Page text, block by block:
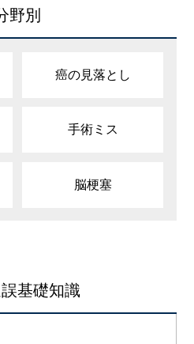
野別
癌の見落とし
手術ミス
脳梗塞
基礎知識